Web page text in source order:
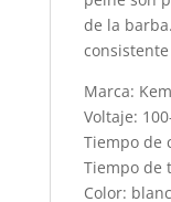
de la
Marca:
Voltaje:
Tiempo de
Tiempo de
Color: